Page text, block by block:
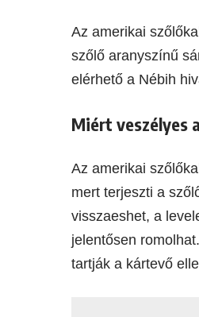
Az amerikai
szőlő aranyszínű
elérhető a Nébih
Miért veszélyes
Az amerikai
mert terjeszti a
visszaeshet, a
jelentősen
tartják a kártevő